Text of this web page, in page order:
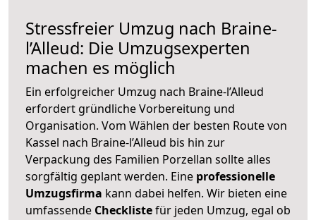
Stressfreier Umzug nach Braine-
l’Alleud: Die Umzugsexperten
machen es möglich
Ein erfolgreicher Umzug nach Braine-l’Alleud
erfordert gründliche Vorbereitung und
Organisation. Vom Wählen der besten Route von
Kassel nach Braine-l’Alleud bis hin zur
Verpackung des Familien Porzellan sollte alles
sorgfältig geplant werden. Eine professionelle
Umzugsfirma kann dabei helfen. Wir bieten eine
umfassende Checklistefür jeden Umzug, egal ob